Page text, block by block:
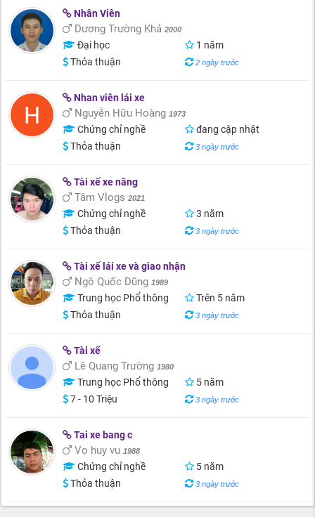
Nhân Viên
Dương Trường Khả 2000
Đại học
1 năm
Thỏa thuận
2 ngày trước
Nhan viên lái xe
Nguyễn Hữu Hoàng 1973
Chứng chỉ nghề
đang cập nhật
Thỏa thuận
3 ngày trước
Tài xế xe nâng
Tâm Vlogs 2021
Chứng chỉ nghề
3 năm
Thỏa thuận
3 ngày trước
Tài xế lái xe và giao nhận
Ngô Quốc Dũng 1989
Trung học Phổ thông
Trên 5 năm
Thỏa thuận
3 ngày trước
Tài xế
Lê Quang Trường 1980
Trung học Phổ thông
5 năm
7 - 10 Triệu
3 ngày trước
Tai xe bang c
Vo huy vu 1988
Chứng chỉ nghề
5 năm
Thỏa thuận
3 ngày trước